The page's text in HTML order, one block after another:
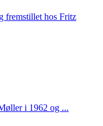
fremstillet hos Fritz
i 1962 og ...